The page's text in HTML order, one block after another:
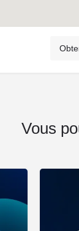
Vous